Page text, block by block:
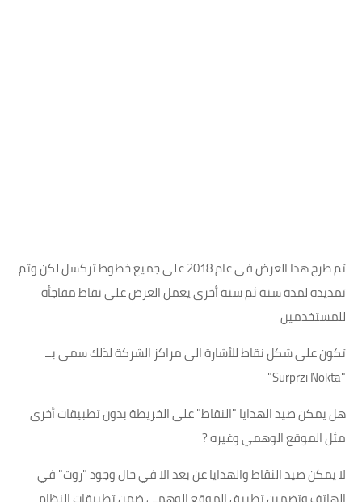
تم طرح هذا العرض في عام 2018 على جميع خطوط تركسل لكن وتم
تمديده لمدة سنة ثم سنة أخرى يعمل العرض على نقاط مفاجأة
للمستخدمين
تكون على شكل نقاط للأشارة الى مراكز الشركة لذلك سمي بــ
"Sürprzi Nokta"
هل يمكن صيد الهدايا "النقاط" على الخريطة بدون تطبيقات أخرى
مثل الموقع الوهمي وغيره ?
لا يمكن صيد النقاط والهدايا عن بعد الا في حال وجود "روت" في